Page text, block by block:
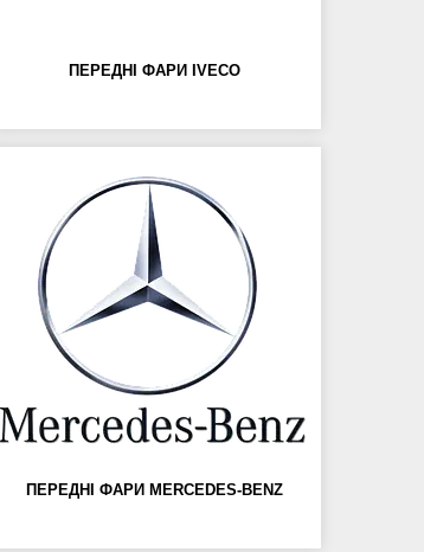
ПЕРЕДНІ ФАРИ IVECO
ПЕРЕДНІ ФАРИ MERCEDES-BENZ